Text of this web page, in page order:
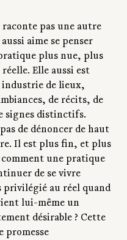
raconte pas une autre
aime se penser
plus nue, plus
Elle aussi est
industrie de lieux,
de récits, de
signes distinctifs.
pas de dénoncer de haut
Il est plus fin, et plus
une pratique
de se vivre
privilégié au réel quand
lui-même un
désirable ? Cette
promesse